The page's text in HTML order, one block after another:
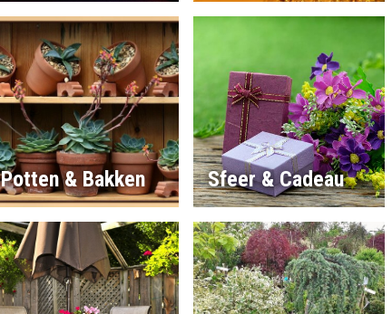
Potten & Bakken Sfeer & Cadeau